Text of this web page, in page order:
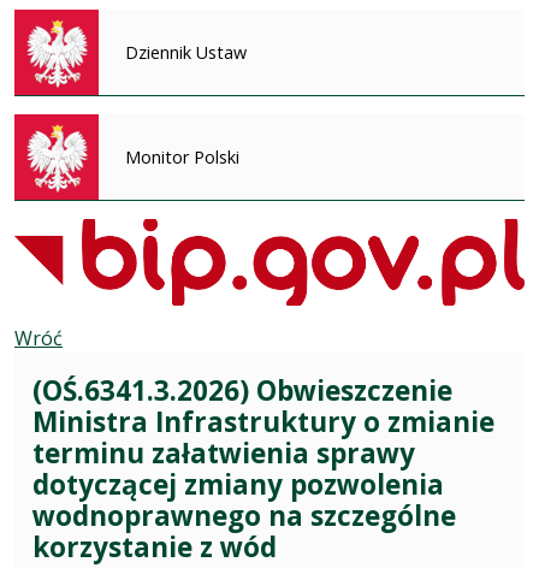
Dziennik Ustaw
Monitor Polski
Wróć
(OŚ.6341.3.2026) Obwieszczenie
Ministra Infrastruktury o zmianie
terminu załatwienia sprawy
dotyczącej zmiany pozwolenia
wodnoprawnego na szczególne
korzystanie z wód